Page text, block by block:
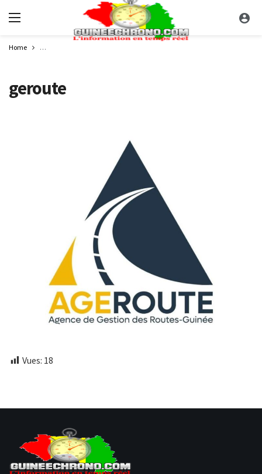
Home Guinée : l’AGEROUTE annonce le report de la date limite de réception et
geroute
Vues: 18